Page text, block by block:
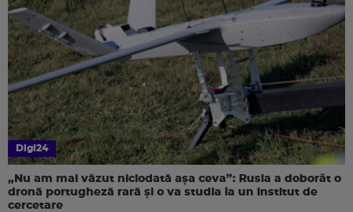
Digi24
„Nu am mai văzut niciodată așa ceva”: Rusia a doborât o
dronă portugheză rară și o va studia la un institut de
cercetare